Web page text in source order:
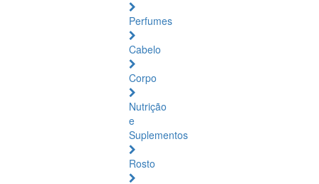
Perfumes
Cabelo
Corpo
Nutrição
e
Suplementos
Rosto